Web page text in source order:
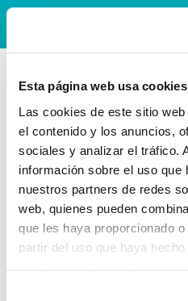
Esta página web usa cookies
Las cookies de este sitio
el contenido y los anuncios,
sociales y analizar el tráfico.
información sobre el uso que
nuestros partners de redes
web, quienes pueden
que les haya proporcionado
partir del uso que haya